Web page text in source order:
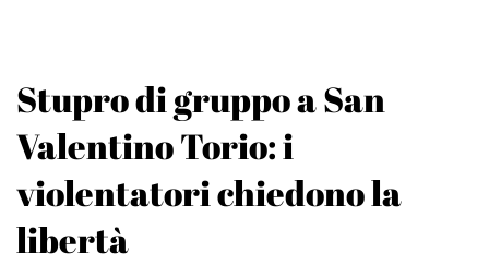
Stupro di gruppo a San
Valentino Torio: i
violentatori chiedono la
libertà